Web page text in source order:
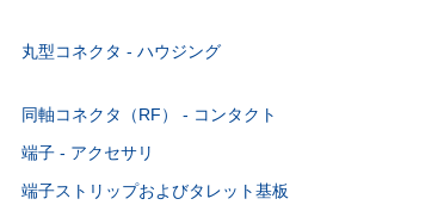
丸型コネクタ - ハウジング
同軸コネクタ（RF） - コンタクト
端子 - アクセサリ
端子ストリップおよびタレット基板